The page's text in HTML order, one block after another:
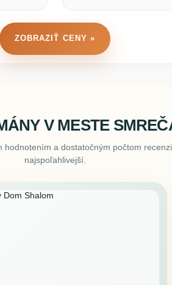
ZOBRAZIŤ CENY »
V MESTE
hodnotením a dostatočným počtom
najspoľahlivejší.